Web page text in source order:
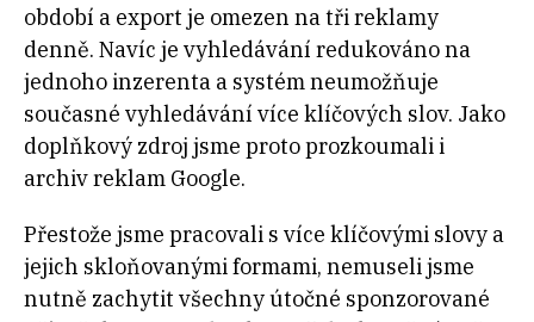
období a export je omezen na tři reklamy
denně. Navíc je vyhledávání redukováno na
jednoho inzerenta a systém neumožňuje
současné vyhledávání více klíčových slov. Jako
doplňkový zdroj jsme proto prozkoumali i
archiv reklam Google.
Přestože jsme pracovali s více klíčovými slovy a
jejich skloňovanými formami, nemuseli jsme
nutně zachytit všechny útočné sponzorované